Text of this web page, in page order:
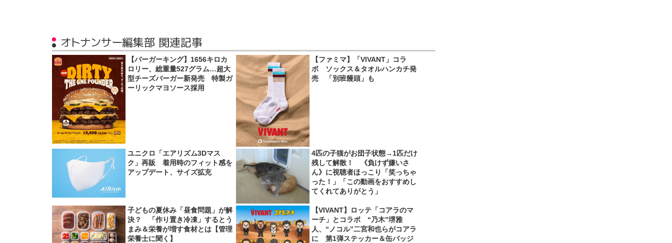
オトナンサー編集部 関連記事
【バーガーキング】1656キロカ
ロリー、総重量527グラム…超大
型チーズバーガー新発売 特製ガ
ーリックマヨソース採用
【ファミマ】「VIVANT」コラ
ボ ソックス＆タオルハンカチ発
売 「別班饅頭」も
ユニクロ「エアリズム3Dマス
ク」再販 着用時のフィット感を
アップデート、サイズ拡充
4匹の子猫がお団子状態→1匹だけ
残して解散！ 《負けず嫌いさ
ん》に視聴者ほっこり「笑っちゃ
った！」「この動画をおすすめし
てくれてありがとう」
子どもの夏休み「昼食問題」が解
決？ 「作り置き冷凍」するとう
まみ＆栄養が増す食材とは【管理
栄養士に聞く】
【VIVANT】ロッテ「コアラのマ
ーチ」とコラボ “乃木”堺雅
人、“ノコル”二宮和也らがコアラ
に 第1弾ステッカー＆缶バッジ